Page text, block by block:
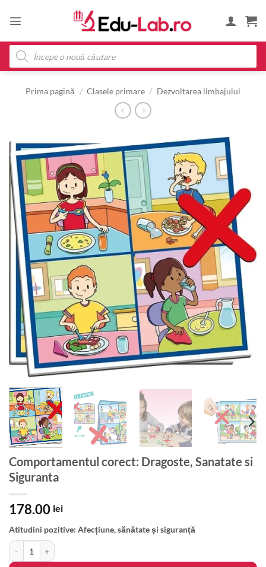
Products
search
Prima pagină / Clasele primare / Dezvoltarea limbajului
Comportamentul corect: Dragoste, Sanatate si
Siguranta
178.00 lei
Atitudini pozitive: Afecțiune, sănătate și siguranță
Cantitate Comportamentul corect: Dragoste, Sanatate si Siguranta